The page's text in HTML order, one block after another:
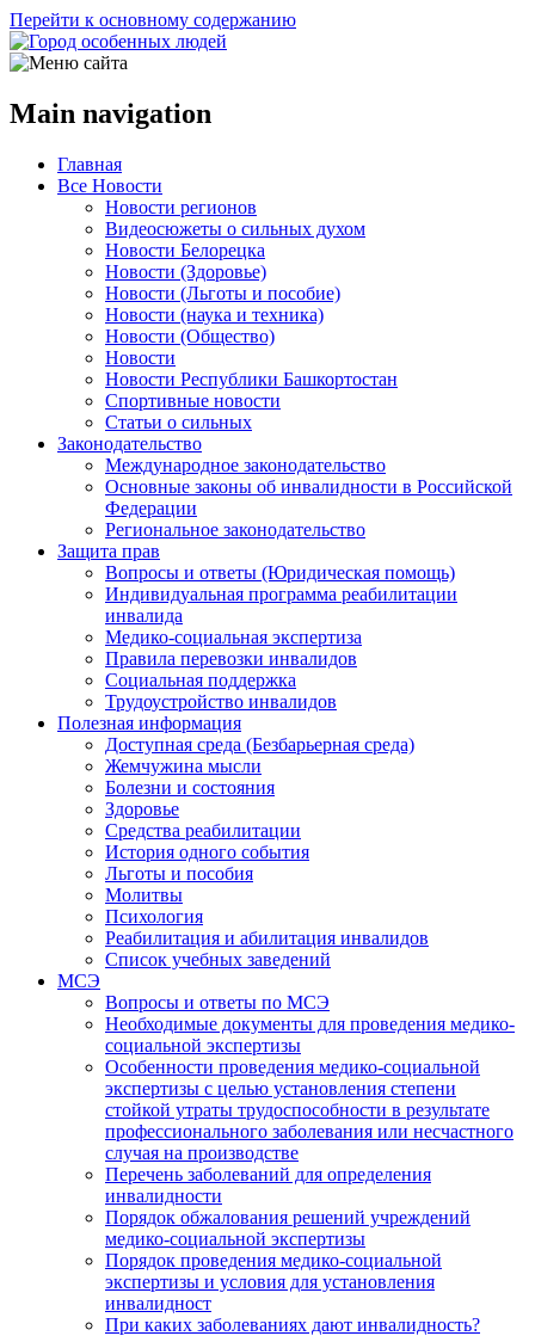
Перейти к основному содержанию
Main navigation
Главная
Все Новости
Новости регионов
Видеосюжеты о сильных духом
Новости Белорецка
Новости (Здоровье)
Новости (Льготы и пособие)
Новости (наука и техника)
Новости (Общество)
Новости
Новости Республики Башкортостан
Спортивные новости
Статьи о сильных
Законодательство
Международное законодательство
Основные законы об инвалидности в Российской
Федерации
Региональное законодательство
Защита прав
Вопросы и ответы (Юридическая помощь)
Индивидуальная программа реабилитации
инвалида
Медико-социальная экспертиза
Правила перевозки инвалидов
Социальная поддержка
Трудоустройство инвалидов
Полезная информация
Доступная среда (Безбарьерная среда)
Жемчужина мысли
Болезни и состояния
Здоровье
Средства реабилитации
История одного события
Льготы и пособия
Молитвы
Психология
Реабилитация и абилитация инвалидов
Список учебных заведений
МСЭ
Вопросы и ответы по МСЭ
Необходимые документы для проведения медико-
социальной экспертизы
Особенности проведения медико-социальной
экспертизы с целью установления степени
стойкой утраты трудоспособности в результате
профессионального заболевания или несчастного
случая на производстве
Перечень заболеваний для определения
инвалидности
Порядок обжалования решений учреждений
медико-социальной экспертизы
Порядок проведения медико-социальной
экспертизы и условия для установления
инвалидност
При каких заболеваниях дают инвалидность?